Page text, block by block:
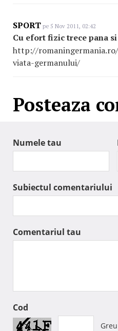
SPORT pe 5 Nov 2011, 02:42
Cu efort fizic trece pana
http://
viata-germanului/
Posteaza
Numele tau
Subiectul comentariului
Comentariul tau
Cod